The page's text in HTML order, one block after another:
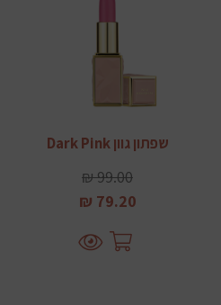
שפתון גוון Dark Pink
99.00 ₪
79.20 ₪